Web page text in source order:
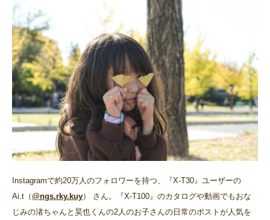
Instagramで約20万人のフォロワーを持つ、『X-T30』ユーザーの
Ai.t（@ngs.rky.kuy） さん。『X-T100』のカタログや動画でもおな
じみの渚ちゃんと昊也くんの2人のお子さんの日常のポストが人気を